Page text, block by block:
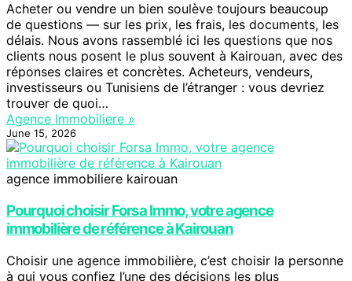
Acheter ou vendre un bien soulève toujours beaucoup
de questions — sur les prix, les frais, les documents, les
délais. Nous avons rassemblé ici les questions que nos
clients nous posent le plus souvent à Kairouan, avec des
réponses claires et concrètes. Acheteurs, vendeurs,
investisseurs ou Tunisiens de l’étranger : vous devriez
trouver de quoi…
Agence Immobiliere »
June 15, 2026
agence immobiliere kairouan
Pourquoi choisir Forsa Immo, votre agence
immobilière de référence à Kairouan
Choisir une agence immobilière, c’est choisir la personne
à qui vous confiez l’une des décisions les plus